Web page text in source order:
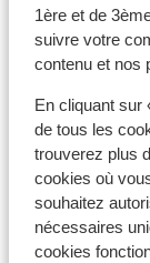
1ère et de
suivre votre
contenu et nos
En cliquant sur
de tous les
trouverez plus
cookies où
souhaitez
nécessaires
cookies
* Dans
autocollant
périphérique
autocollant
commander
air.gouv.fr/fr/.
vignette, la
munir du